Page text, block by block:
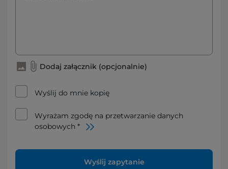
Dodaj załącznik (opcjonalnie)
Wyślij do mnie kopię
Wyrażam zgodę na przetwarzanie danych
osobowych *
Wyślij zapytanie